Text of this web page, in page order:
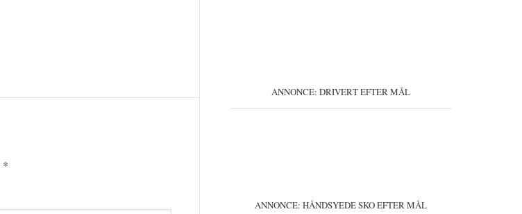
*
ANNONCE: DRIVERT EFTER MÅL
ANNONCE: HÅNDSYEDE SKO EFTER MÅL